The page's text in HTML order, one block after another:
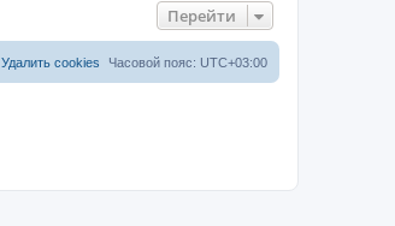
Перейти
Часовой пояс: UTC+03:00
Удалить cookies